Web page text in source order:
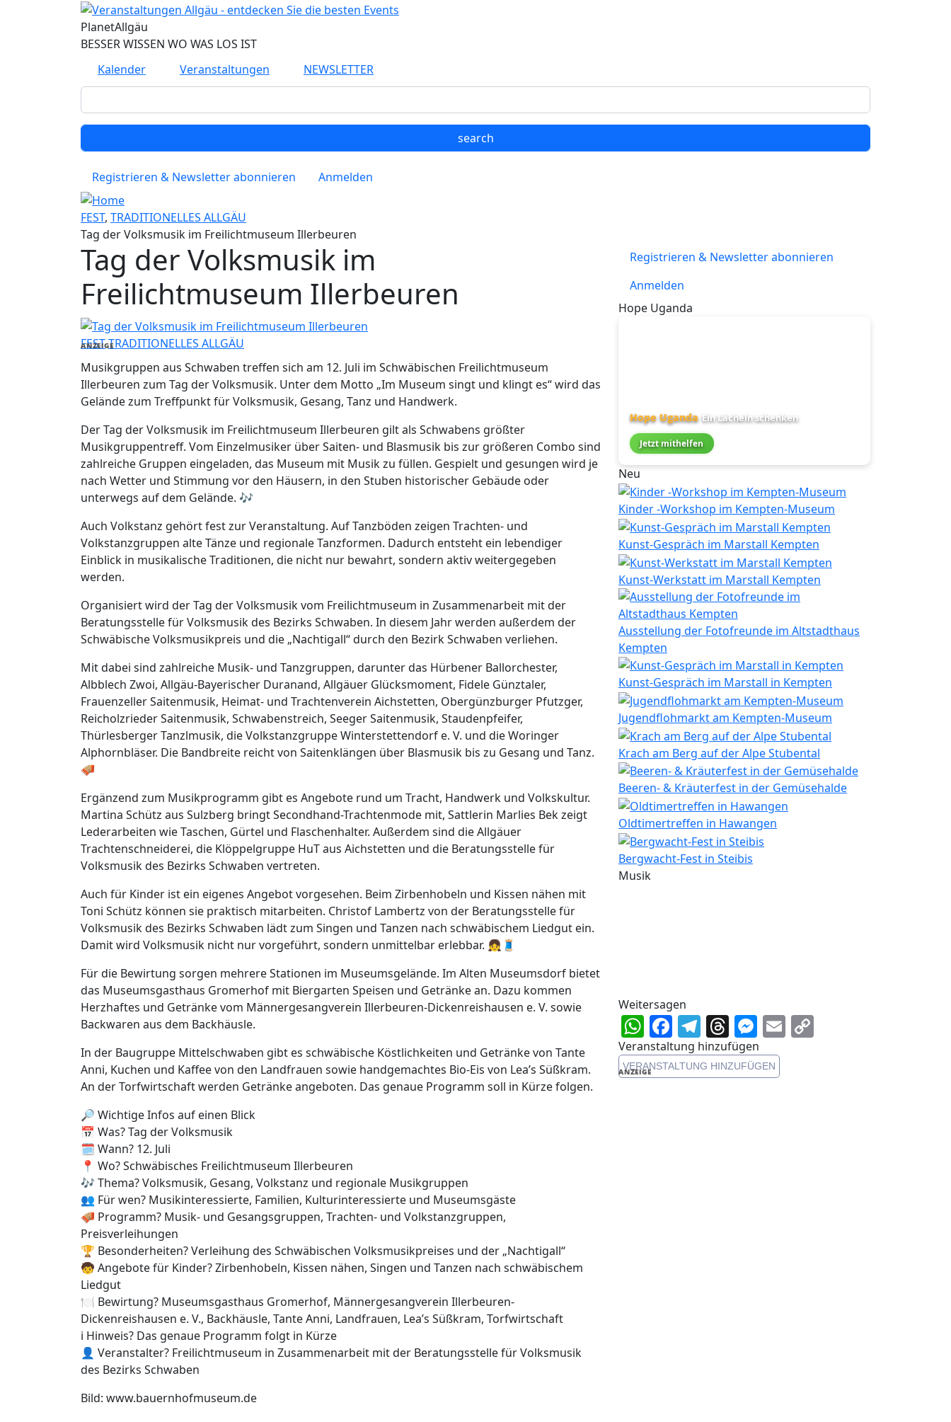
PlanetAllgäu
BESSER WISSEN WO WAS LOS IST
Kalender
Veranstaltungen NEWSLETTER
Registrieren & Newsletter abonnieren Anmelden
FEST, TRADITIONELLES ALLGÄU
Tag der Volksmusik im Freilichtmuseum Illerbeuren
Tag der Volksmusik im
Freilichtmuseum Illerbeuren
FESTTRADITIONELLES ALLGÄU
ANZEIGE
Musikgruppen aus Schwaben treffen sich am 12. Juli im Schwäbischen Freilichtmuseum
Illerbeuren zum Tag der Volksmusik. Unter dem Motto „Im Museum singt und klingt es“ wird das
Gelände zum Treffpunkt für Volksmusik, Gesang, Tanz und Handwerk.
Der Tag der Volksmusik im Freilichtmuseum Illerbeuren gilt als Schwabens größter
Musikgruppentreff. Vom Einzelmusiker über Saiten- und Blasmusik bis zur größeren Combo sind
zahlreiche Gruppen eingeladen, das Museum mit Musik zu füllen. Gespielt und gesungen wird je
nach Wetter und Stimmung vor den Häusern, in den Stuben historischer Gebäude oder
unterwegs auf dem Gelände. 🎶
Auch Volkstanz gehört fest zur Veranstaltung. Auf Tanzböden zeigen Trachten- und
Volkstanzgruppen alte Tänze und regionale Tanzformen. Dadurch entsteht ein lebendiger
Einblick in musikalische Traditionen, die nicht nur bewahrt, sondern aktiv weitergegeben
werden.
Organisiert wird der Tag der Volksmusik vom Freilichtmuseum in Zusammenarbeit mit der
Beratungsstelle für Volksmusik des Bezirks Schwaben. In diesem Jahr werden außerdem der
Schwäbische Volksmusikpreis und die „Nachtigall“ durch den Bezirk Schwaben verliehen.
Mit dabei sind zahlreiche Musik- und Tanzgruppen, darunter das Hürbener Ballorchester,
Albblech Zwoi, Allgäu-Bayerischer Duranand, Allgäuer Glücksmoment, Fidele Günztaler,
Frauenzeller Saitenmusik, Heimat- und Trachtenverein Aichstetten, Obergünzburger Pfutzger,
Reicholzrieder Saitenmusik, Schwabenstreich, Seeger Saitenmusik, Staudenpfeifer,
Thürlesberger Tanzlmusik, die Volkstanzgruppe Winterstettendorf e. V. und die Woringer
Alphornbläser. Die Bandbreite reicht von Saitenklängen über Blasmusik bis zu Gesang und Tanz.
🪗
Ergänzend zum Musikprogramm gibt es Angebote rund um Tracht, Handwerk und Volkskultur.
Martina Schütz aus Sulzberg bringt Secondhand-Trachtenmode mit, Sattlerin Marlies Bek zeigt
Lederarbeiten wie Taschen, Gürtel und Flaschenhalter. Außerdem sind die Allgäuer
Trachtenschneiderei, die Klöppelgruppe HuT aus Aichstetten und die Beratungsstelle für
Volksmusik des Bezirks Schwaben vertreten.
Auch für Kinder ist ein eigenes Angebot vorgesehen. Beim Zirbenhobeln und Kissen nähen mit
Toni Schütz können sie praktisch mitarbeiten. Christof Lambertz von der Beratungsstelle für
Volksmusik des Bezirks Schwaben lädt zum Singen und Tanzen nach schwäbischem Liedgut ein.
Damit wird Volksmusik nicht nur vorgeführt, sondern unmittelbar erlebbar. 👧🧵
Für die Bewirtung sorgen mehrere Stationen im Museumsgelände. Im Alten Museumsdorf bietet
das Museumsgasthaus Gromerhof mit Biergarten Speisen und Getränke an. Dazu kommen
Herzhaftes und Getränke vom Männergesangverein Illerbeuren-Dickenreishausen e. V. sowie
Backwaren aus dem Backhäusle.
In der Baugruppe Mittelschwaben gibt es schwäbische Köstlichkeiten und Getränke von Tante
Anni, Kuchen und Kaffee von den Landfrauen sowie handgemachtes Bio-Eis von Lea’s Süßkram.
An der Torfwirtschaft werden Getränke angeboten. Das genaue Programm soll in Kürze folgen.
🔎 Wichtige Infos auf einen Blick
📅 Was? Tag der Volksmusik
🗓️ Wann? 12. Juli
📍 Wo? Schwäbisches Freilichtmuseum Illerbeuren
🎶 Thema? Volksmusik, Gesang, Volkstanz und regionale Musikgruppen
👥 Für wen? Musikinteressierte, Familien, Kulturinteressierte und Museumsgäste
🪗 Programm? Musik- und Gesangsgruppen, Trachten- und Volkstanzgruppen,
Preisverleihungen
🏆 Besonderheiten? Verleihung des Schwäbischen Volksmusikpreises und der „Nachtigall“
🧒 Angebote für Kinder? Zirbenhobeln, Kissen nähen, Singen und Tanzen nach schwäbischem
Liedgut
🍽️ Bewirtung? Museumsgasthaus Gromerhof, Männergesangverein Illerbeuren-
Dickenreishausen e. V., Backhäusle, Tante Anni, Landfrauen, Lea’s Süßkram, Torfwirtschaft
ℹ️ Hinweis? Das genaue Programm folgt in Kürze
👤 Veranstalter? Freilichtmuseum in Zusammenarbeit mit der Beratungsstelle für Volksmusik
des Bezirks Schwaben
Bild: www.bauernhofmuseum.de
Registrieren & Newsletter abonnieren
Anmelden
Hope Uganda
Hope Uganda Ein Lächeln schenken
Jetzt mithelfen
Neu
Kinder -Workshop im Kempten-Museum
Kunst-Gespräch im Marstall Kempten
Kunst-Werkstatt im Marstall Kempten
Ausstellung der Fotofreunde im Altstadthaus
Kempten
Kunst-Gespräch im Marstall in Kempten
Jugendflohmarkt am Kempten-Museum
Krach am Berg auf der Alpe Stubental
Beeren- & Kräuterfest in der Gemüsehalde
Oldtimertreffen in Hawangen
Bergwacht-Fest in Steibis
Musik
Weitersagen
WhatsApp
Facebook
Telegram
Threads
Messenger
Email
Veranstaltung hinzufügen
VERANSTALTUNG HINZUFÜGEN
ANZEIGE